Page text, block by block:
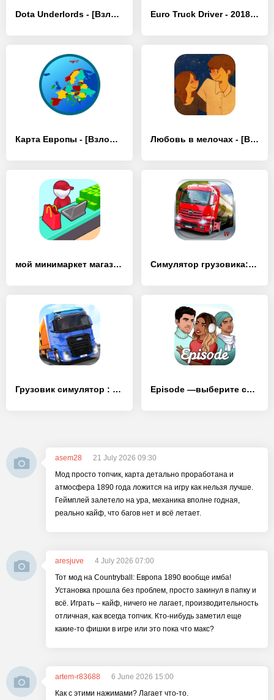
Dota Underlords - [Взлом/МОД Все открыто] Euro Truck Driver - 2018 - [Взлом/МОД Много денег]
Карта Европы - [Взлом/МОД Много денег] Любовь в мелочах - [Взлом/МОД Unlocked]
мой минимаркет магазин игра - [Взлом/МОД Unlocked] Симулятор грузовика: Европа 2 - [Взлом/МОД Все открыто]
Грузовик симулятор : Европа - [Взлом/МОД Бесконечные деньги] Episode —выберите cвою историю - [Взлом/МОД Много денег]
asem28
21 July 2026 09:30
Мод просто топчик, карта детально проработана и
атмосфера 1890 года ложится на игру как нельзя лучше.
Геймплей залетело на ура, механика вполне годная,
реально кайф, что багов нет и всё летает.
aresjuve
4 July 2026 07:00
Тот мод на Countryball: Европа 1890 вообще имба!
Установка прошла без проблем, просто закинул в папку и
всё. Играть – кайф, ничего не лагает, производительность
отличная, как всегда топчик. Кто-нибудь заметил еще
какие-то фишки в игре или это пока что макс?
artem-r83688
6 June 2026 15:00
Как с этими нажимами? Лагает что-то.